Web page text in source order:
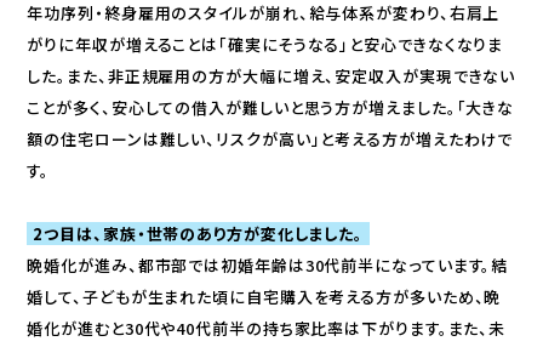
年功序列・終身雇用のスタイルが崩れ、給与体系が変わり、右肩上
がりに年収が増えることは「確実にそうなる」と安心できなくなりま
した。また、非正規雇用の方が大幅に増え、安定収入が実現できない
ことが多く、安心しての借入が難しいと思う方が増えました。「大きな
額の住宅ローンは難しい、リスクが高い」と考える方が増えたわけで
す。
2つ目は、家族・世帯のあり方が変化しました。
晩婚化が進み、都市部では初婚年齢は30代前半になっています。結
婚して、子どもが生まれた頃に自宅購入を考える方が多いため、晩
婚化が進むと30代や40代前半の持ち家比率は下がります。また、未